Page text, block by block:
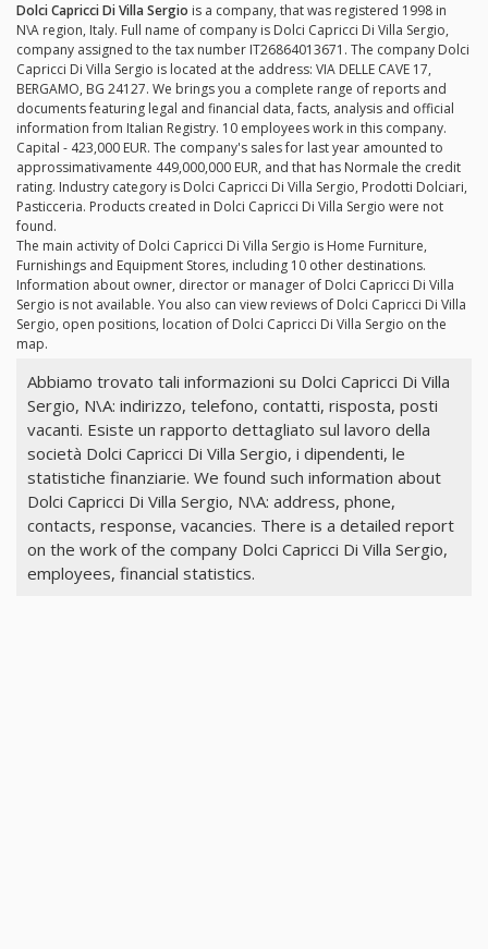
Dolci Capricci Di Villa Sergio is a company, that was registered 1998 in
N\A region, Italy. Full name of company is Dolci Capricci Di Villa Sergio,
company assigned to the tax number IT26864013671. The company Dolci
Capricci Di Villa Sergio is located at the address: VIA DELLE CAVE 17,
BERGAMO, BG 24127. We brings you a complete range of reports and
documents featuring legal and financial data, facts, analysis and official
information from Italian Registry. 10 employees work in this company.
Capital - 423,000 EUR. The company's sales for last year amounted to
approssimativamente 449,000,000 EUR, and that has Normale the credit
rating. Industry category is Dolci Capricci Di Villa Sergio, Prodotti Dolciari,
Pasticceria. Products created in Dolci Capricci Di Villa Sergio were not
found.
The main activity of Dolci Capricci Di Villa Sergio is Home Furniture,
Furnishings and Equipment Stores, including 10 other destinations.
Information about owner, director or manager of Dolci Capricci Di Villa
Sergio is not available. You also can view reviews of Dolci Capricci Di Villa
Sergio, open positions, location of Dolci Capricci Di Villa Sergio on the
map.
Abbiamo trovato tali informazioni su Dolci Capricci Di Villa
Sergio, N\A: indirizzo, telefono, contatti, risposta, posti
vacanti. Esiste un rapporto dettagliato sul lavoro della
società Dolci Capricci Di Villa Sergio, i dipendenti, le
statistiche finanziarie. We found such information about
Dolci Capricci Di Villa Sergio, N\A: address, phone,
contacts, response, vacancies. There is a detailed report
on the work of the company Dolci Capricci Di Villa Sergio,
employees, financial statistics.